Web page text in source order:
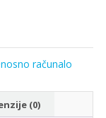
računalo
(0)